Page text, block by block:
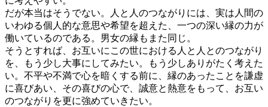
だが本当はそうでない。人と人のつながりには、実は人間の
いわゆる個人的な意思や希望を超えた、一つの深い縁の力が
働いているのである。男女の縁もまた同じ。
そうとすれば、お互いにこの世における人と人とのつながり
を、もう少し大事にしてみたい。もう少しありがたく考えた
い。不平や不満で心を暗くする前に、縁のあったことを謙虚
に喜びあい、その喜びの心で、誠意と熱意をもって、お互い
のつながりを更に強めていきたい。